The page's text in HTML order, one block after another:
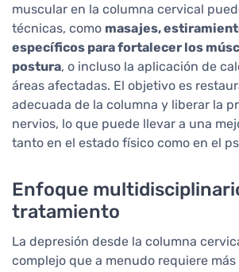
muscular en la columna cervical
técnicas, como masajes,
específicos para fortalecer los
postura, o incluso la aplicación de
áreas afectadas. El objetivo es
adecuada de la columna y liberar la
nervios, lo que puede llevar a una
tanto en el estado físico como en el
Enfoque
tratamiento
La depresión desde la columna
complejo que a menudo requiere más